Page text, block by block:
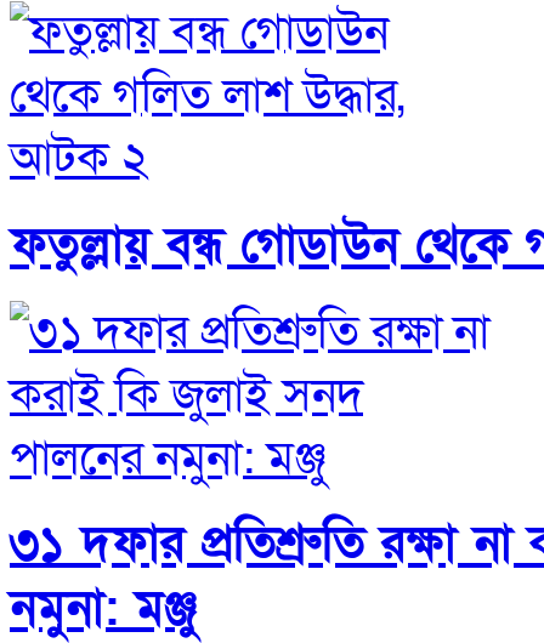
ফতুল্লায় বন্ধ গোডাউন
৩১ দফার প্রতিশ্রুতি রক্ষা
নমুনা: মঞ্জু